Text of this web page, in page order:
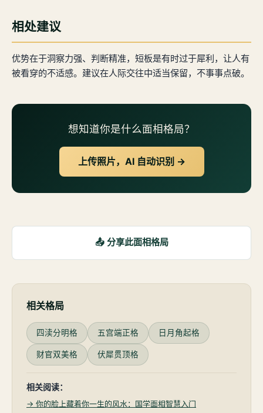
相处建议
优势在于洞察力强、判断精准，短板是有时过于犀利，让人有
被看穿的不适感。建议在人际交往中适当保留，不事事点破。
想知道你是什么面相格局？
上传照片，AI 自动识别 →
📤 分享此面相格局
相关格局
四渎分明格 五宫端正格 日月角起格
财官双美格 伏犀贯顶格
相关阅读：
→ 你的脸上藏着你一生的风水：国学面相智慧入门